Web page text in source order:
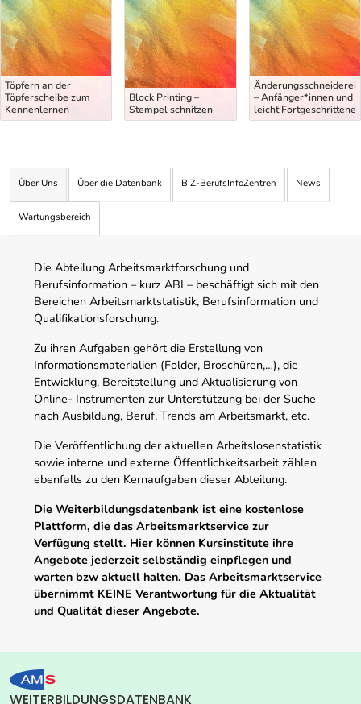
Töpfern an der
Töpferscheibe zum
Kennenlernen
Block Printing –
Stempel schnitzen
Änderungsschneiderei
– Anfänger*innen und
leicht Fortgeschrittene
Über Uns Über die Datenbank BIZ-BerufsInfoZentren News
Wartungsbereich
Die Abteilung Arbeitsmarktforschung und
Berufsinformation – kurz ABI – beschäftigt sich mit den
Bereichen Arbeitsmarktstatistik, Berufsinformation und
Qualifikationsforschung.
Zu ihren Aufgaben gehört die Erstellung von
Informationsmaterialien (Folder, Broschüren,…), die
Entwicklung, Bereitstellung und Aktualisierung von
Online- Instrumenten zur Unterstützung bei der Suche
nach Ausbildung, Beruf, Trends am Arbeitsmarkt, etc.
Die Veröffentlichung der aktuellen Arbeitslosenstatistik
sowie interne und externe Öffentlichkeitsarbeit zählen
ebenfalls zu den Kernaufgaben dieser Abteilung.
Die Weiterbildungsdatenbank ist eine kostenlose
Plattform, die das Arbeitsmarktservice zur
Verfügung stellt. Hier können Kursinstitute ihre
Angebote jederzeit selbständig einpflegen und
warten bzw aktuell halten. Das Arbeitsmarktservice
übernimmt KEINE Verantwortung für die Aktualität
und Qualität dieser Angebote.
WEITERBILDUNGSDATENBANK